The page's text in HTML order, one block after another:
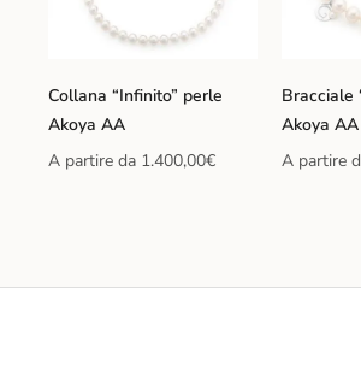
Collana “Infinito” perle
Akoya AA
A partire da 1.400,00€
Bracciale
Akoya AA
A partire